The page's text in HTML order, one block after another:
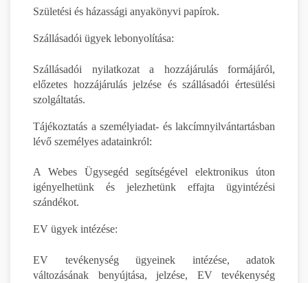
Születési és házassági anyakönyvi papírok.
Szállásadói ügyek lebonyolítása:
Szállásadói nyilatkozat a hozzájárulás formájáról,
előzetes hozzájárulás jelzése és szállásadói értesülési
szolgáltatás.
Tájékoztatás a személyiadat- és lakcímnyilvántartásban
lévő személyes adatainkról:
A Webes Ügysegéd segítségével elektronikus úton
igényelhetünk és jelezhetünk effajta ügyintézési
szándékot.
EV ügyek intézése:
EV tevékenység ügyeinek intézése, adatok
változásának benyújtása, jelzése, EV tevékenység